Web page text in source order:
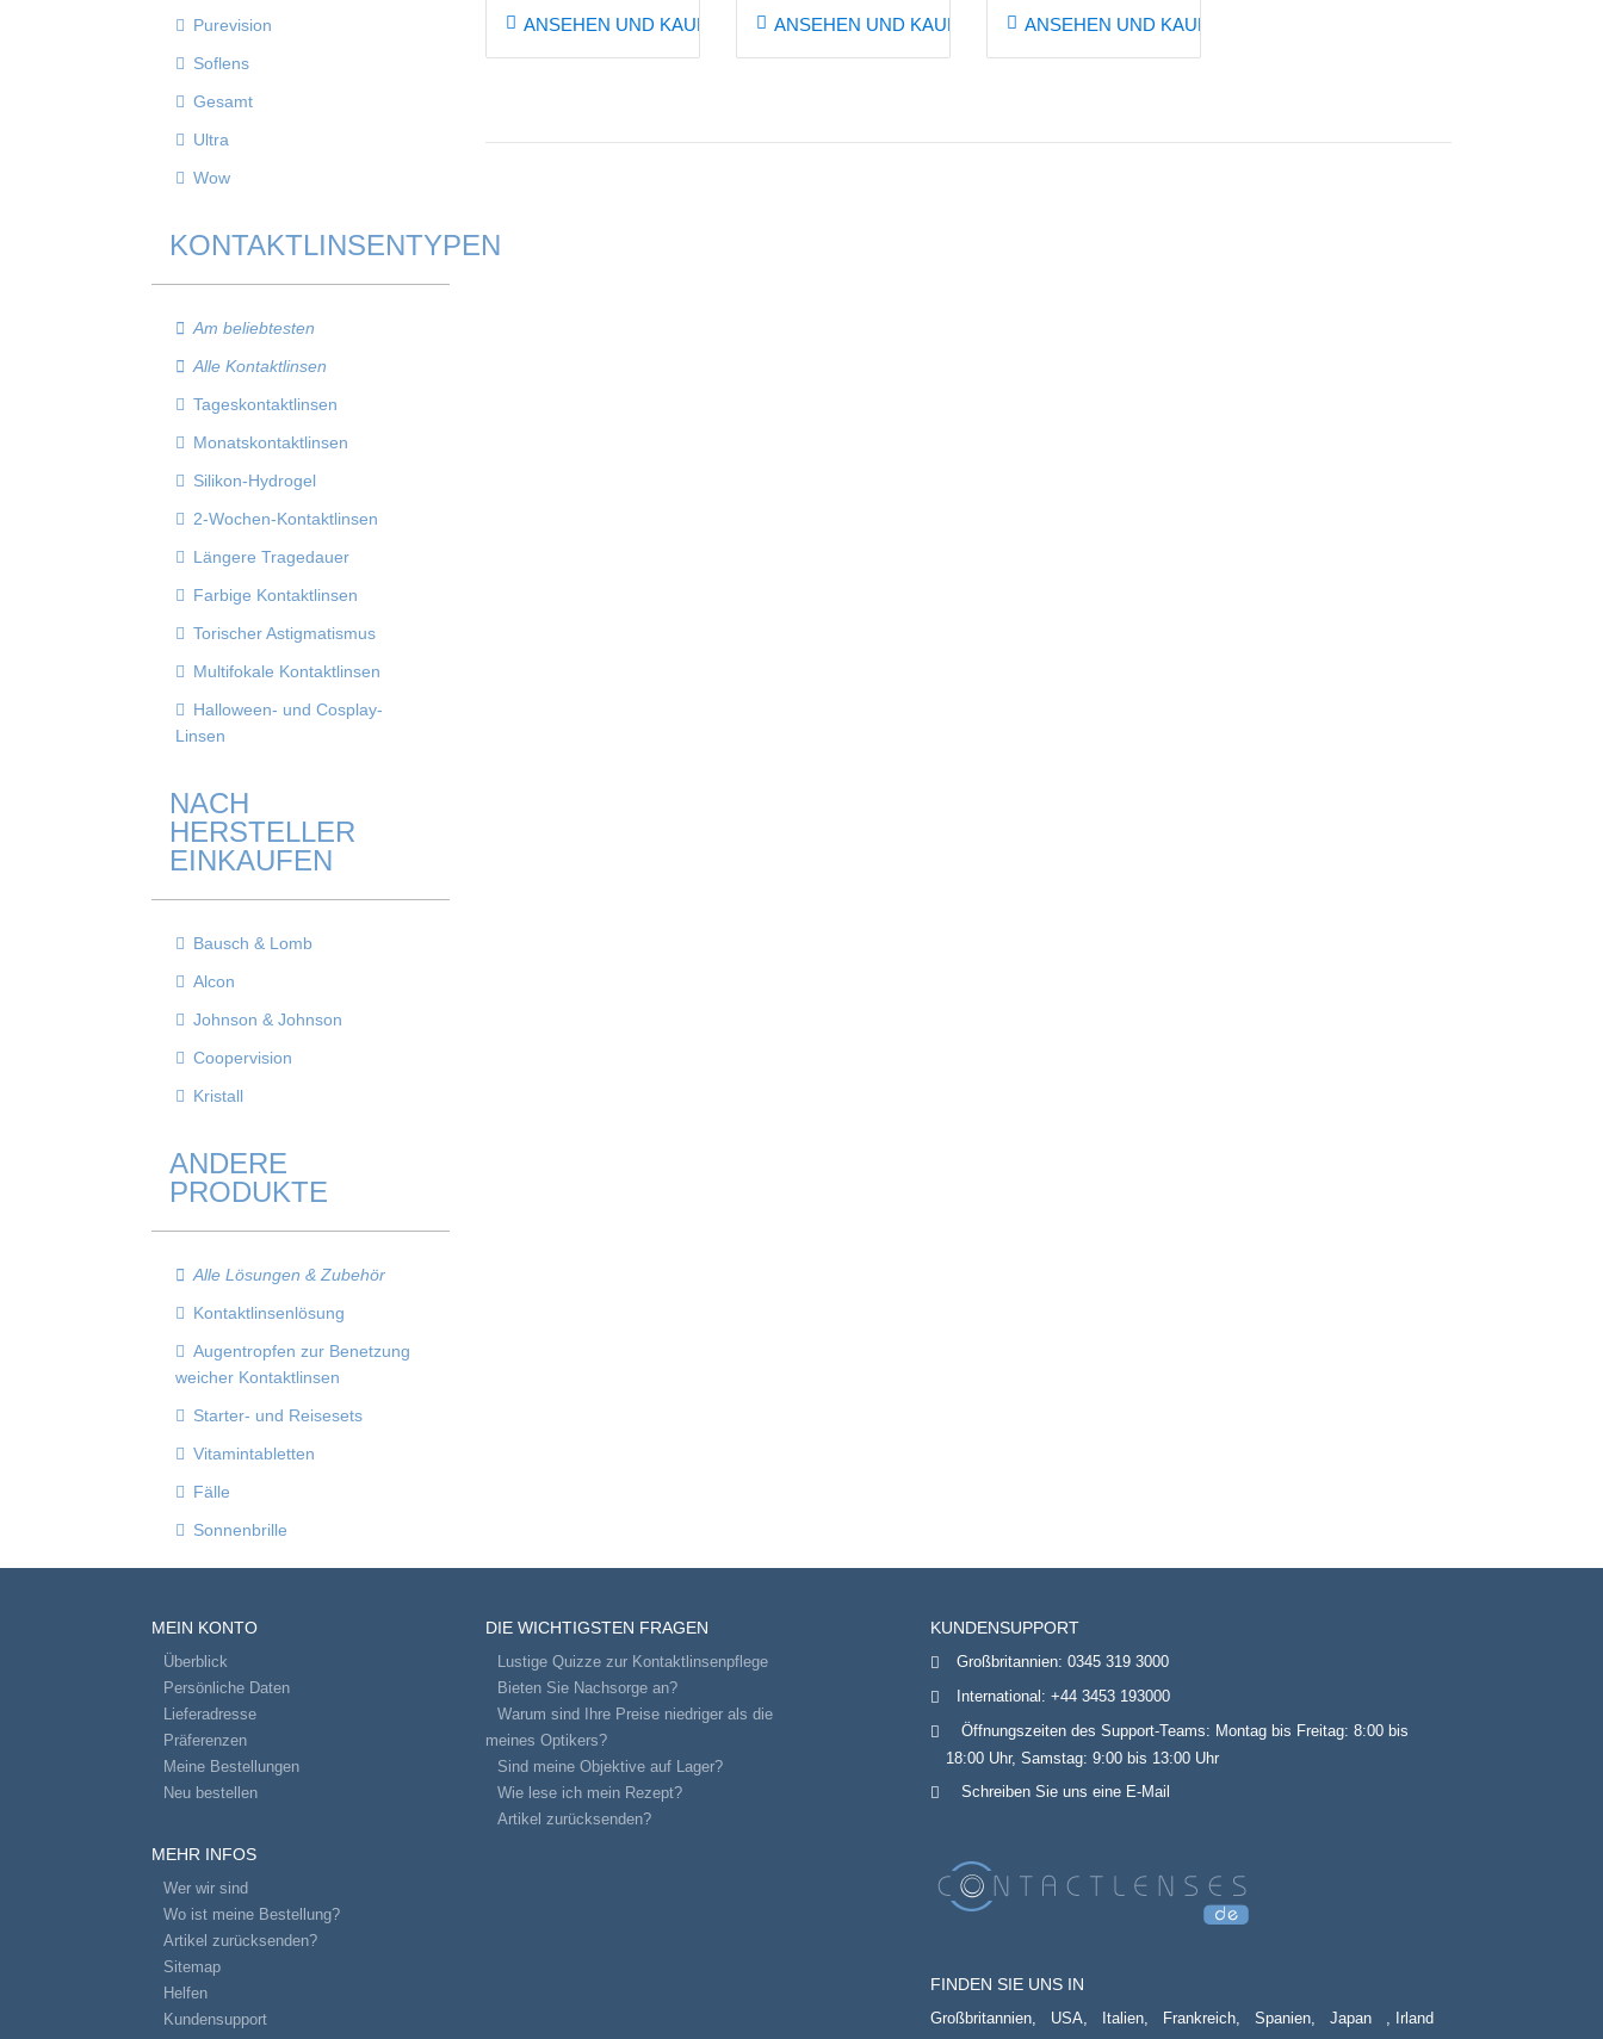
Purevision
Soflens
Gesamt
Ultra
Wow
KONTAKTLINSENTYPEN
Am beliebtesten
Alle Kontaktlinsen
Tageskontaktlinsen
Monatskontaktlinsen
Silikon-Hydrogel
2-Wochen-Kontaktlinsen
Längere Tragedauer
Farbige Kontaktlinsen
Torischer Astigmatismus
Multifokale Kontaktlinsen
Halloween- und Cosplay-
Linsen
NACH
HERSTELLER
EINKAUFEN
Bausch & Lomb
Alcon
Johnson & Johnson
Coopervision
Kristall
ANDERE
PRODUKTE
Alle Lösungen & Zubehör
Kontaktlinsenlösung
Augentropfen zur Benetzung
weicher Kontaktlinsen
Starter- und Reisesets
Vitamintabletten
Fälle
Sonnenbrille
ANSEHEN UND KAUFEN ANSEHEN UND KAUFEN ANSEHEN UND KAUFEN
MEIN KONTO
Überblick
Persönliche Daten
Lieferadresse
Präferenzen
Meine Bestellungen
Neu bestellen
MEHR INFOS
Wer wir sind
Wo ist meine Bestellung?
Artikel zurücksenden?
Sitemap
Helfen
Kundensupport
DIE WICHTIGSTEN FRAGEN
Lustige Quizze zur Kontaktlinsenpflege
Bieten Sie Nachsorge an?
Warum sind Ihre Preise niedriger als die
meines Optikers?
Sind meine Objektive auf Lager?
Wie lese ich mein Rezept?
Artikel zurücksenden?
KUNDENSUPPORT
Großbritannien:0345 319 3000
International:+44 3453 193000
Öffnungszeiten des Support-Teams: Montag bis Freitag: 8:00 bis
18:00 Uhr, Samstag: 9:00 bis 13:00 Uhr
Schreiben Sie uns eine E-Mail
FINDEN SIE UNS IN
Großbritannien, USA, Italien, Frankreich, Spanien, Japan , Irland